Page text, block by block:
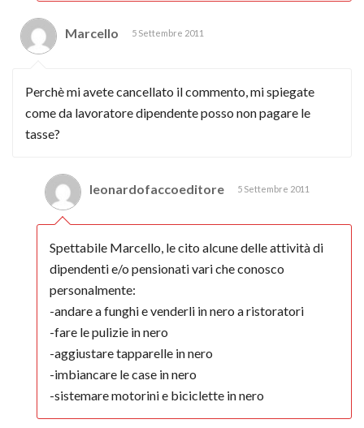
Marcello 5 Settembre 2011
Perchè mi avete cancellato il commento, mi spiegate
come da lavoratore dipendente posso non pagare le
tasse?
leonardofaccoeditore 5 Settembre 2011
Spettabile Marcello, le cito alcune delle attività di
dipendenti e/o pensionati vari che conosco
personalmente:
-andare a funghi e venderli in nero a ristoratori
-fare le pulizie in nero
-aggiustare tapparelle in nero
-imbiancare le case in nero
-sistemare motorini e biciclette in nero